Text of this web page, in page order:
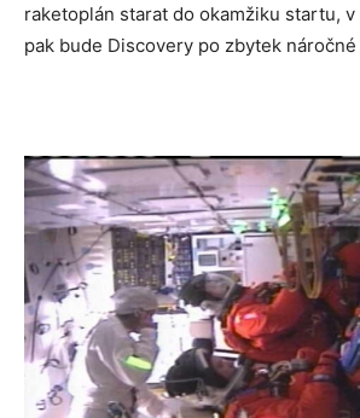
raketoplán starat do okamžiku startu,
pak bude Discovery po zbytek náročné